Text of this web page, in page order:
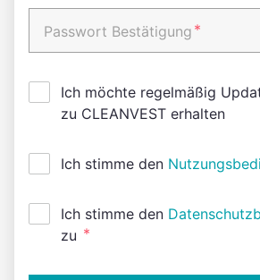
Passwort Bestätigung *
Ich möchte regelmäßig
zu CLEANVEST erhalten
Ich stimme den
Ich stimme den
zu *